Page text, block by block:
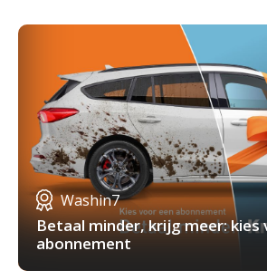
Washin7
Betaal minder, krijg meer: kies
abonnement